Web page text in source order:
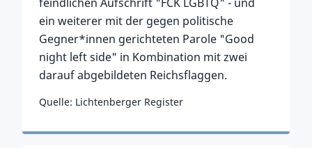
ein weiterer mit der gegen politische
Gegner*innen gerichteten Parole "Good
night left side" in Kombination mit zwei
darauf abgebildeten Reichsflaggen.
Quelle: Lichtenberger Register
Zum Vorfall